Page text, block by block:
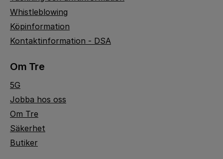
Whistleblowing
Köpinformation
Kontaktinformation - DSA
Om Tre
5G
Jobba hos oss
Om Tre
Säkerhet
Butiker